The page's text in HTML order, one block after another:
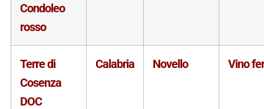
Condoleo
rosso
Terre di
Cosenza
DOC
Calabria Novello Vino